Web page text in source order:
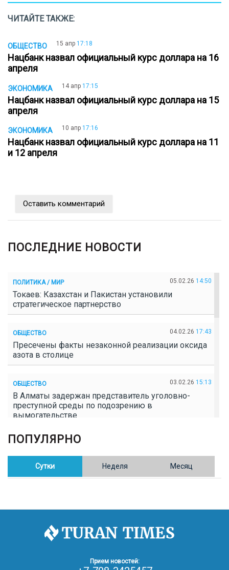
ЧИТАЙТЕ ТАКЖЕ:
ОБЩЕСТВО 15 апр 17:18
Нацбанк назвал официальный курс доллара на 16
апреля
ЭКОНОМИКА 14 апр 17:15
Нацбанк назвал официальный курс доллара на 15
апреля
ЭКОНОМИКА 10 апр 17:16
Нацбанк назвал официальный курс доллара на 11
и 12 апреля
Оставить комментарий
ПОСЛЕДНИЕ НОВОСТИ
ПОЛИТИКА / МИР 05.02.26 14:50
Токаев: Казахстан и Пакистан установили
стратегическое партнерство
ОБЩЕСТВО 04.02.26 17:43
Пресечены факты незаконной реализации оксида
азота в столице
ОБЩЕСТВО 03.02.26 15:13
В Алматы задержан представитель уголовно-
преступной среды по подозрению в
вымогательстве
ОБЩЕСТВО
Полицейские пресекли незаконное выращивание
конопли в Таразе
Казахстан возглавил Договор о зоне, свободной от
8 тыс. жителей Степногорска получили перерасчёт
за тепло после проверки прокуратуры
ПОПУЛЯРНО
Сутки Неделя Месяц
Прием новостей: